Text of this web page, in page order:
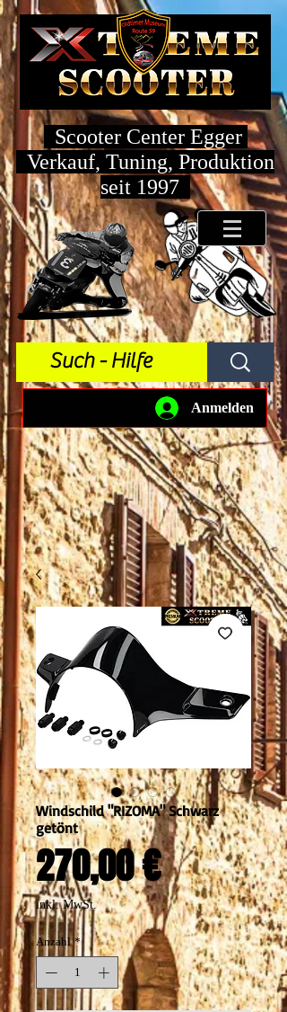
Scooter Center Egger
Verkauf, Tuning, Produktion
seit 1997
Anmelden
Windschild "RIZOMA" Schwarz
getönt
270,00 €Preis
inkl. MwSt.
Anzahl *